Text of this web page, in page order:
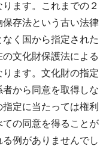
ます。これまでの２
存法という古い法律
く国から指定された
文化財保護法による
ます。文化財の指定
から同意を取得しな
定に当たっては権利
の同意を得ることが
例がありませんでし